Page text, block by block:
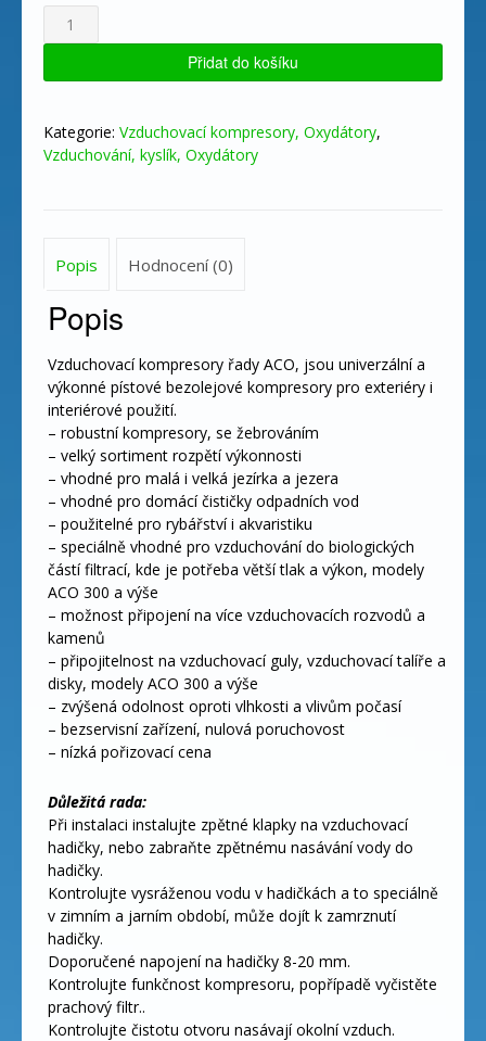
Hailea
ACO
-
kompresor
množství
Přidat do košíku
Kategorie: Vzduchovací kompresory, Oxydátory,
Vzduchování, kyslík, Oxydátory
Popis Hodnocení (0)
Popis
Vzduchovací kompresory řady ACO, jsou univerzální a
výkonné pístové bezolejové kompresory pro exteriéry i
interiérové použití.
– robustní kompresory, se žebrováním
– velký sortiment rozpětí výkonnosti
– vhodné pro malá i velká jezírka a jezera
– vhodné pro domácí čističky odpadních vod
– použitelné pro rybářství i akvaristiku
– speciálně vhodné pro vzduchování do biologických
částí filtrací, kde je potřeba větší tlak a výkon, modely
ACO 300 a výše
– možnost připojení na více vzduchovacích rozvodů a
kamenů
– připojitelnost na vzduchovací guly, vzduchovací talíře a
disky, modely ACO 300 a výše
– zvýšená odolnost oproti vlhkosti a vlivům počasí
– bezservisní zařízení, nulová poruchovost
– nízká pořizovací cena
Důležitá rada:
Při instalaci instalujte zpětné klapky na vzduchovací
hadičky, nebo zabraňte zpětnému nasávání vody do
hadičky.
Kontrolujte vysráženou vodu v hadičkách a to speciálně
v zimním a jarním období, může dojít k zamrznutí
hadičky.
Doporučené napojení na hadičky 8-20 mm.
Kontrolujte funkčnost kompresoru, popřípadě vyčistěte
prachový filtr..
Kontrolujte čistotu otvoru nasávají okolní vzduch.